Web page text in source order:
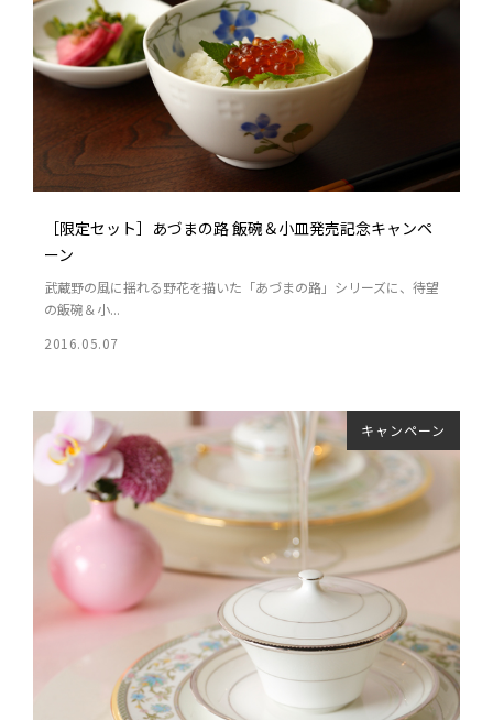
［限定セット］あづまの路 飯碗＆小皿発売記念キャンペ
ーン
武蔵野の風に揺れる野花を描いた「あづまの路」シリーズに、待望
の飯碗＆小...
2016.05.07
キャンペーン